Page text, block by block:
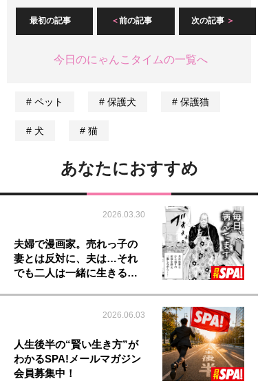
最初の記事 前の記事 次の記事
今日のにゃんこタイムの一覧へ
ペット 保護犬 保護猫
犬 猫
あなたにおすすめ
2026.03.30
夫婦で漫画家。売れっ子の
妻とは反対に、夫は…それ
でも二人は一緒に生きる…
2026.06.03
人生後半の“賢い生き方”が
わかるSPA!メールマガジン
会員募集中！